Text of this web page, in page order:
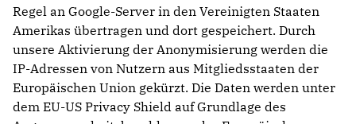
Regel an Google-Server in den Vereinigten Staaten
Amerikas übertragen und dort gespeichert. Durch
unsere Aktivierung der Anonymisierung werden die
IP-Adressen von Nutzern aus Mitgliedsstaaten der
Europäischen Union gekürzt. Die Daten werden unter
dem EU-US Privacy Shield auf Grundlage des